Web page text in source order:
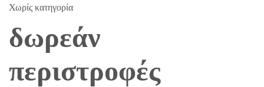
Χωρίς κατηγορία
δωρεάν
περιστροφές